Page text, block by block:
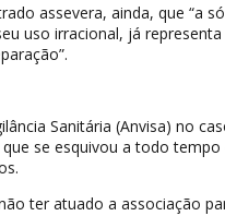
assevera, ainda, que “a
uso irracional, já
Sanitária (Anvisa) no
se esquivou a todo tempo
ter atuado a associação